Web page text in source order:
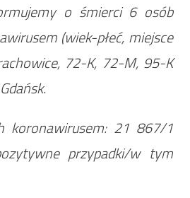
o śmierci 6 osób
(wiek-płeć, miejsce
72-K, 72-M, 95-K
koronawirusem: 21 867/1
przypadki/w tym